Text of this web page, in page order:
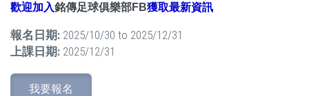
歡迎加入銘傳足球俱樂部FB獲取最新資訊
報名日期: 2025/10/30 to 2025/12/31
上課日期: 2025/12/31
我要報名